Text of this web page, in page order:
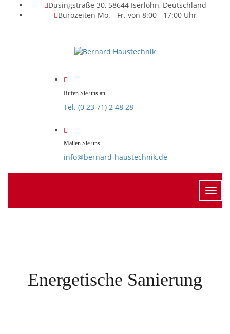
Düsingstraße 30, 58644 Iserlohn, Deutschland
Bürozeiten Mo. - Fr. von 8:00 - 17:00 Uhr
Rufen Sie uns an
Tel. (0 23 71) 2 48 28
Mailen Sie uns
info@bernard-haustechnik.de
Energetische Sanierung